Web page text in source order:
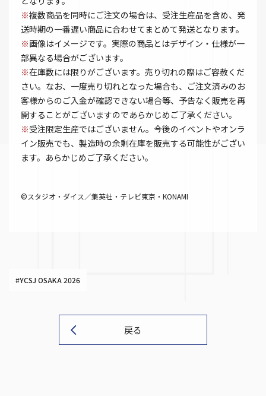
※複数商品を同時にご注文の場合は、受注生産品を含め、発
送時期の一番遅い商品に合わせてまとめて発送となります。
※画像はイメージです。実際の商品とはデザイン・仕様が一
部異なる場合がございます。
※在庫数には限りがございます。売り切れの際はご容赦くだ
さい。なお、一度売り切れとなった場合も、ご注文済みのお
客様からのご入金が確認できない場合等、予告なく販売を再
開することがございますのであらかじめご了承ください。
※受注限定生産ではございません。今後のイベントやオンラ
イン販売でも、製造時の余剰在庫を販売する可能性がござい
ます。あらかじめご了承ください。
©スタジオ・ダイス／集英社・テレビ東京・KONAMI
#YCSJ OSAKA 2026
戻る